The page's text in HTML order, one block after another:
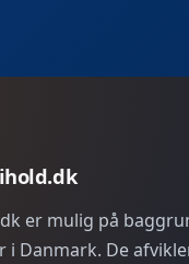
er mulig på
i Danmark. De